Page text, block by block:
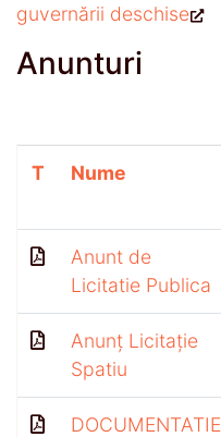
guvernării deschise
Anunturi
T Nume
Anunt de
Licitatie Publica
Anunț Licitație
Spatiu
DOCUMENTATIE